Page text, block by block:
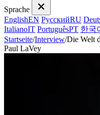
Sprache
EnglishEN РусскийRU
ItalianoIT PortuguêsPT 한국
Startseite/Interview/Die Welt
Paul LaVey